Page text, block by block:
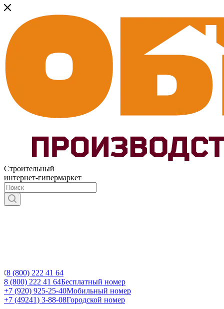
Строительный
интернет-гипермаркет
8 (800) 222 41 64
8 (800) 222 41 64Бесплатный номер
+7 (920) 925-25-40Мобильный номер
+7 (49241) 3-88-08Городской номер